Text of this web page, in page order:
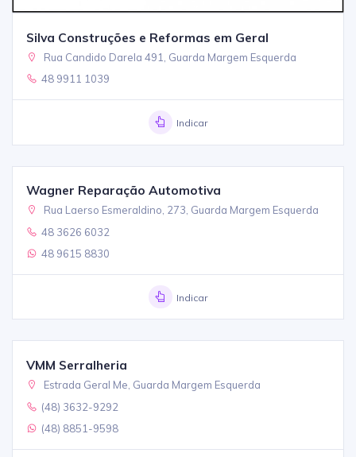
Silva Construções e Reformas em Geral
Rua Candido Darela 491, Guarda Margem Esquerda
48 9911 1039
Indicar
Wagner Reparação Automotiva
Rua Laerso Esmeraldino, 273, Guarda Margem Esquerda
48 3626 6032
48 9615 8830
Indicar
VMM Serralheria
Estrada Geral Me, Guarda Margem Esquerda
(48) 3632-9292
(48) 8851-9598